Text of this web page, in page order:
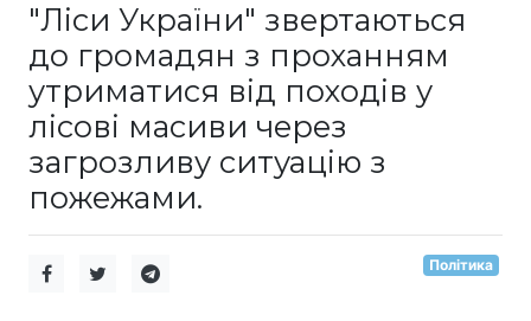
"Ліси України" звертаються
до громадян з проханням
утриматися від походів у
лісові масиви через
загрозливу ситуацію з
пожежами.
Політика